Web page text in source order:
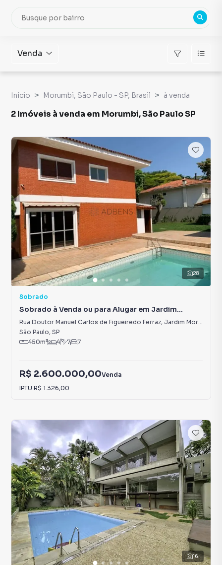
Venda
Início Morumbi, São Paulo - SP, Brasil à venda
2 Imóveis à venda em Morumbi, São Paulo SP
28
Sobrado
Sobrado à Venda ou para Alugar em Jardim
Morumbi
Rua Doutor Manuel Carlos de Figueiredo Ferraz, Jardim Morumbi
São Paulo, SP
450m² 4 7 7
R$ 2.600.000,00Venda
IPTU R$ 1.326,00
16